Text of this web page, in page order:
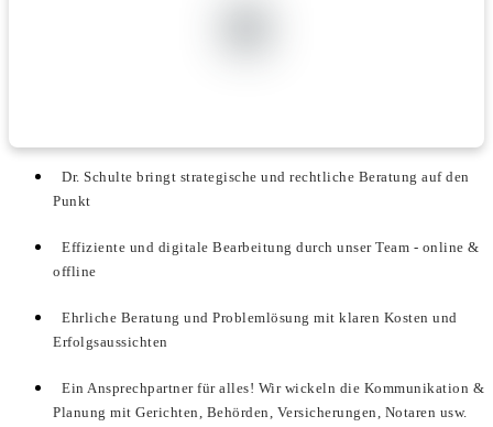
Dr. Schulte bringt strategische und rechtliche Beratung auf den
Punkt
Effiziente und digitale Bearbeitung durch unser Team - online &
offline
Ehrliche Beratung und Problemlösung mit klaren Kosten und
Erfolgsaussichten
Ein Ansprechpartner für alles! Wir wickeln die Kommunikation &
Planung mit Gerichten, Behörden, Versicherungen, Notaren usw.